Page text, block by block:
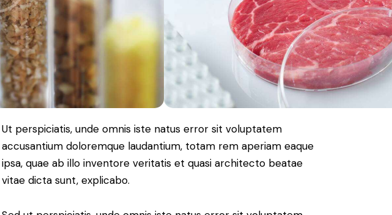
Ut perspiciatis, unde omnis iste natus error sit voluptatem
accusantium doloremque laudantium, totam rem aperiam eaque
ipsa, quae ab illo inventore veritatis et quasi architecto beatae
vitae dicta sunt, explicabo.